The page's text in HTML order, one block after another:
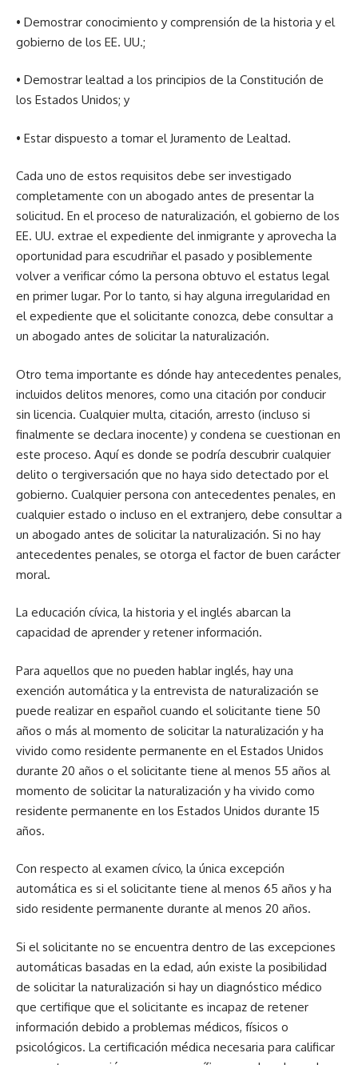
• Demostrar conocimiento y comprensión de la historia y el
gobierno de los EE. UU.;
• Demostrar lealtad a los principios de la Constitución de
los Estados Unidos; y
• Estar dispuesto a tomar el Juramento de Lealtad.
Cada uno de estos requisitos debe ser investigado
completamente con un abogado antes de presentar la
solicitud. En el proceso de naturalización, el gobierno de los
EE. UU. extrae el expediente del inmigrante y aprovecha la
oportunidad para escudriñar el pasado y posiblemente
volver a verificar cómo la persona obtuvo el estatus legal
en primer lugar. Por lo tanto, si hay alguna irregularidad en
el expediente que el solicitante conozca, debe consultar a
un abogado antes de solicitar la naturalización.
Otro tema importante es dónde hay antecedentes penales,
incluidos delitos menores, como una citación por conducir
sin licencia. Cualquier multa, citación, arresto (incluso si
finalmente se declara inocente) y condena se cuestionan en
este proceso. Aquí es donde se podría descubrir cualquier
delito o tergiversación que no haya sido detectado por el
gobierno. Cualquier persona con antecedentes penales, en
cualquier estado o incluso en el extranjero, debe consultar a
un abogado antes de solicitar la naturalización. Si no hay
antecedentes penales, se otorga el factor de buen carácter
moral.
La educación cívica, la historia y el inglés abarcan la
capacidad de aprender y retener información.
Para aquellos que no pueden hablar inglés, hay una
exención automática y la entrevista de naturalización se
puede realizar en español cuando el solicitante tiene 50
años o más al momento de solicitar la naturalización y ha
vivido como residente permanente en el Estados Unidos
durante 20 años o el solicitante tiene al menos 55 años al
momento de solicitar la naturalización y ha vivido como
residente permanente en los Estados Unidos durante 15
años.
Con respecto al examen cívico, la única excepción
automática es si el solicitante tiene al menos 65 años y ha
sido residente permanente durante al menos 20 años.
Si el solicitante no se encuentra dentro de las excepciones
automáticas basadas en la edad, aún existe la posibilidad
de solicitar la naturalización si hay un diagnóstico médico
que certifique que el solicitante es incapaz de retener
información debido a problemas médicos, físicos o
psicológicos. La certificación médica necesaria para calificar